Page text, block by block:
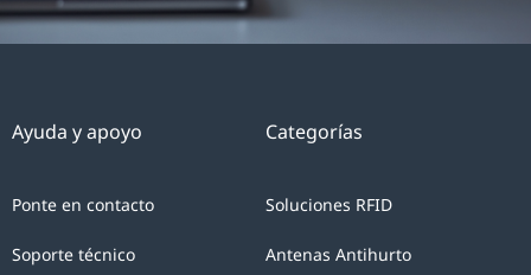
Consejo
da
a
Categorías
Soluciones RFID
Antenas Antihurto
Ayuda y apoyo
Ponte en contacto
Soporte técnico